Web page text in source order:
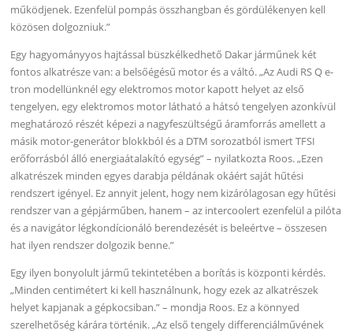
működjenek. Ezenfelül pompás összhangban és gördülékenyen kell
közösen dolgozniuk.”
Egy hagyományyos hajtással büszkélkedhető Dakar járműnek két
fontos alkatrésze van: a belsőégésű motor és a váltó. „Az Audi RS Q e-
tron modellünknél egy elektromos motor kapott helyet az első
tengelyen, egy elektromos motor látható a hátsó tengelyen azonkívül
meghatározó részét képezi a nagyfeszültségű áramforrás amellett a
másik motor-generátor blokkból és a DTM sorozatból ismert TFSI
erőforrásból álló energiaátalakító egység” – nyilatkozta Roos. „Ezen
alkatrészek minden egyes darabja példának okáért saját hűtési
rendszert igényel. Ez annyit jelent, hogy nem kizárólagosan egy hűtési
rendszer van a gépjárműben, hanem – az intercoolert ezenfelül a pilóta
és a navigátor légkondícionáló berendezését is beleértve – összesen
hat ilyen rendszer dolgozik benne.”
Egy ilyen bonyolult jármű tekintetében a borítás is központi kérdés.
„Minden centimétert ki kell használnunk, hogy ezek az alkatrészek
helyet kapjanak a gépkocsiban.” – mondja Roos. Ez a könnyed
szerelhetőség kárára történik. „Az első tengely differenciálművének